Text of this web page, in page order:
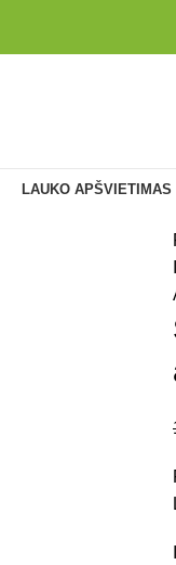
LAUKO APŠVIETIMAS